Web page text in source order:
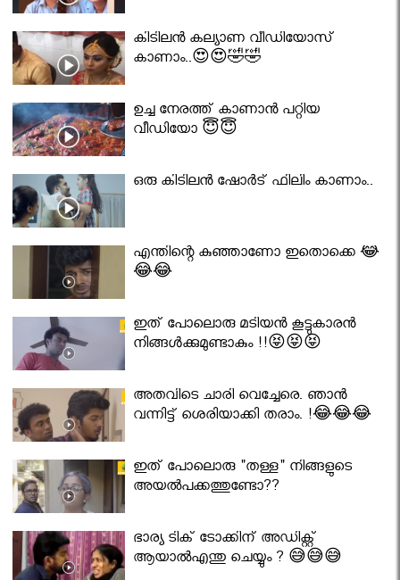
കിടിലൻ കല്യാണ വീഡിയോസ്
കാണാം..😍😍🤣🤣
ഉച്ച നേരത്ത് കാണാൻ പറ്റിയ
വീഡിയോ 😇😇
ഒരു കിടിലൻ ഷോർട് ഫിലിം കാണാം..
എന്തിന്റെ കുഞ്ഞാണോ ഇതൊക്കെ 😂
😂😂
ഇത് പോലൊരു മടിയൻ കൂട്ടുകാരൻ
നിങ്ങൾക്കുമുണ്ടാകും !!😝😝😝
അതവിടെ ചാരി വെച്ചേരെ. ഞാൻ
വന്നിട്ട് ശെരിയാക്കി തരാം. !😂😂😂
ഇത് പോലൊരു "തള്ള" നിങ്ങളുടെ
അയല്‍പക്കത്തുണ്ടോ??
ഭാര്യ ടിക് ടോക്കിന് അഡിക്റ്റ്
ആയാൽഎന്തു ചെയ്യും ? 😅😅😅